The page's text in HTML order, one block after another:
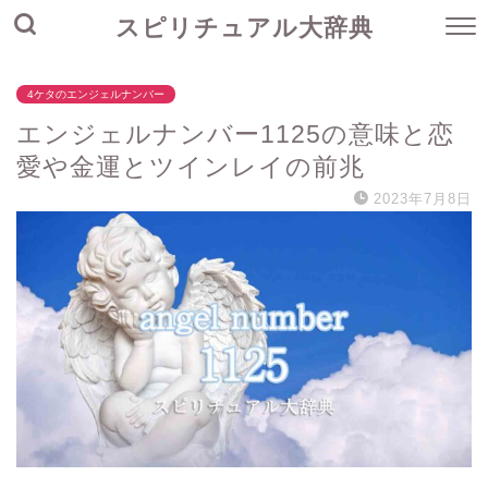
スピリチュアル大辞典
4ケタのエンジェルナンバー
エンジェルナンバー1125の意味と恋
愛や金運とツインレイの前兆
2023年7月8日